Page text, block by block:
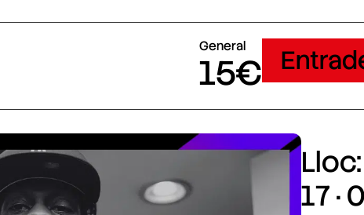
General
15€
17 ·